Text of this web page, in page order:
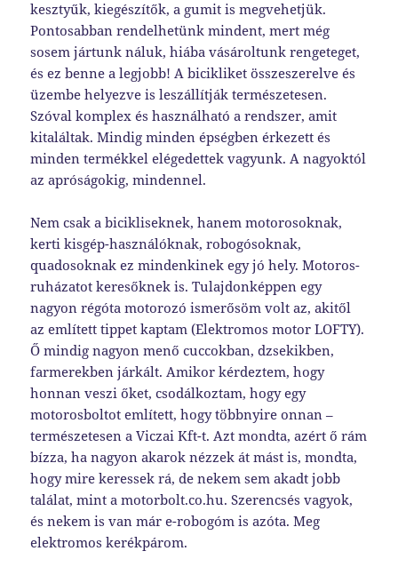
kesztyűk, kiegészítők, a gumit is megvehetjük.
Pontosabban rendelhetünk mindent, mert még
sosem jártunk náluk, hiába vásároltunk rengeteget,
és ez benne a legjobb! A bicikliket összeszerelve és
üzembe helyezve is leszállítják természetesen.
Szóval komplex és használható a rendszer, amit
kitaláltak. Mindig minden épségben érkezett és
minden termékkel elégedettek vagyunk. A nagyoktól
az apróságokig, mindennel.
Nem csak a bicikliseknek, hanem motorosoknak,
kerti kisgép-használóknak, robogósoknak,
quadosoknak ez mindenkinek egy jó hely. Motoros-
ruházatot keresőknek is. Tulajdonképpen egy
nagyon régóta motorozó ismerősöm volt az, akitől
az említett tippet kaptam (Elektromos motor LOFTY).
Ő mindig nagyon menő cuccokban, dzsekikben,
farmerekben járkált. Amikor kérdeztem, hogy
honnan veszi őket, csodálkoztam, hogy egy
motorosboltot említett, hogy többnyire onnan –
természetesen a Viczai Kft-t. Azt mondta, azért ő rám
bízza, ha nagyon akarok nézzek át mást is, mondta,
hogy mire keressek rá, de nekem sem akadt jobb
találat, mint a motorbolt.co.hu. Szerencsés vagyok,
és nekem is van már e-robogóm is azóta. Meg
elektromos kerékpárom.